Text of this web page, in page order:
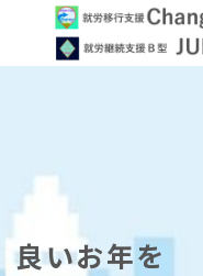
良いお年を